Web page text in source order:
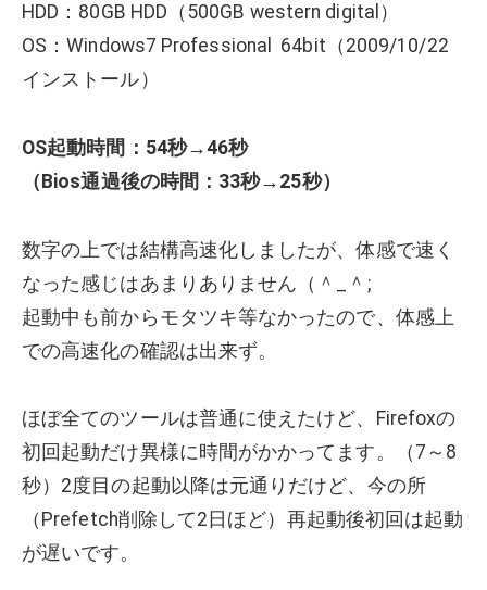
HDD：80GB HDD（500GB western digital）
OS：Windows7 Professional 64bit（2009/10/22
インストール）
OS起動時間：54秒→46秒
（Bios通過後の時間：33秒→25秒）
数字の上では結構高速化しましたが、体感で速く
なった感じはあまりありません（＾_＾;
起動中も前からモタツキ等なかったので、体感上
での高速化の確認は出来ず。
ほぼ全てのツールは普通に使えたけど、Firefoxの
初回起動だけ異様に時間がかかってます。（7～8
秒）2度目の起動以降は元通りだけど、今の所
（Prefetch削除して2日ほど）再起動後初回は起動
が遅いです。